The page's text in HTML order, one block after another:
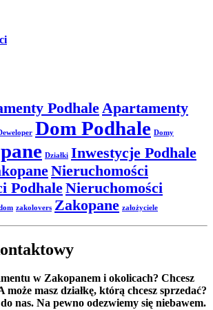
Podhale Apartamenty
Dom Podhale Domy
Działki Inwestycje Podhale
Nieruchomości
PodhaleNieruchomości
zakolovers Zakopane założyciele
w Zakopanem i okolicach? Chcesz
masz działkę, którą chcesz sprzedać?
nas. Na pewno odezwiemy się niebawem.